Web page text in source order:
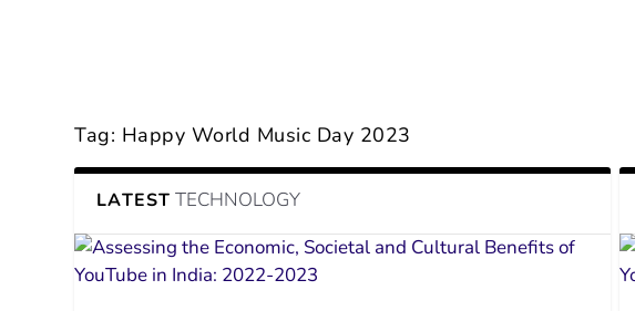
Tag: Happy World Music Day 2023
LATEST TECHNOLOGY